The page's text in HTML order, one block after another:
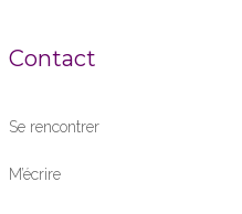
Contact
Se rencontrer
M’écrire